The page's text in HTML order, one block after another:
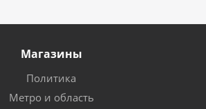
Магазины
Политика
Метро и область